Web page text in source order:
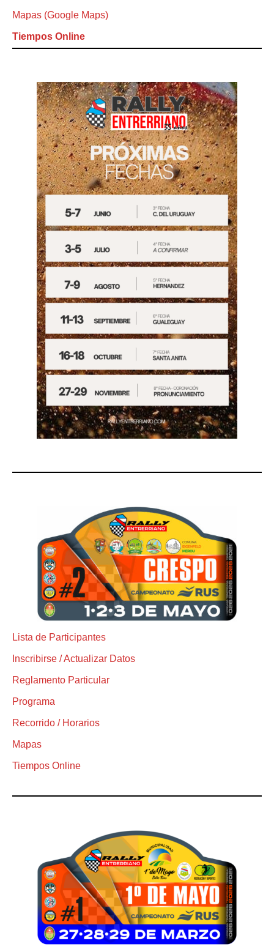
Mapas (Google Maps)
Tiempos Online
Lista de Participantes
Inscribirse / Actualizar Datos
Reglamento Particular
Programa
Recorrido / Horarios
Mapas
Tiempos Online